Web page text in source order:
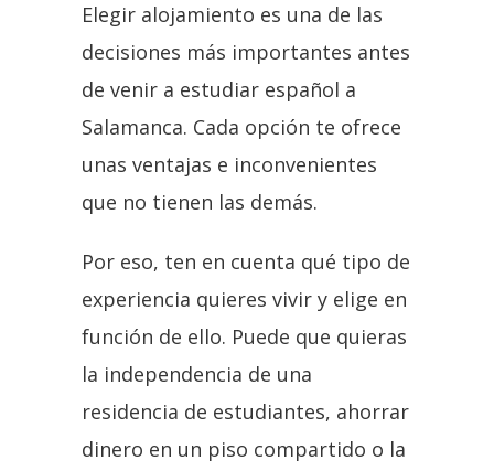
Elegir alojamiento es una de las
decisiones más importantes antes
de venir a estudiar español a
Salamanca. Cada opción te ofrece
unas ventajas e inconvenientes
que no tienen las demás.
Por eso, ten en cuenta qué tipo de
experiencia quieres vivir y elige en
función de ello. Puede que quieras
la independencia de una
residencia de estudiantes, ahorrar
dinero en un piso compartido o la